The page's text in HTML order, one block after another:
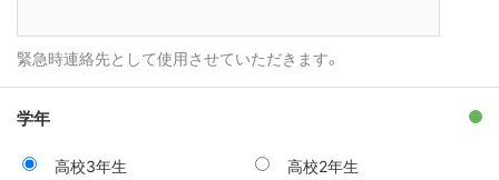
緊急時連絡先として使用させていただきます。
学年
高校3年生
高校2年生